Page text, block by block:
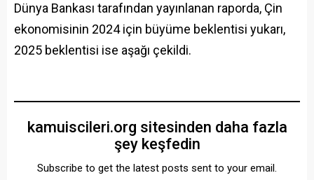
Dünya Bankası tarafından yayınlanan raporda, Çin
ekonomisinin 2024 için büyüme beklentisi yukarı,
2025 beklentisi ise aşağı çekildi.
kamuiscileri.org sitesinden daha fazla
şey keşfedin
Subscribe to get the latest posts sent to your email.